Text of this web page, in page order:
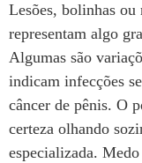
Lesões, bolinhas ou
representam algo
Algumas são
indicam infecções
câncer de pênis. O
certeza olhando
especializada.